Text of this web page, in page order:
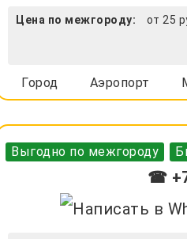
Цена по межгороду: от 25
Город Аэропорт
Выгодно по межгороду
☎